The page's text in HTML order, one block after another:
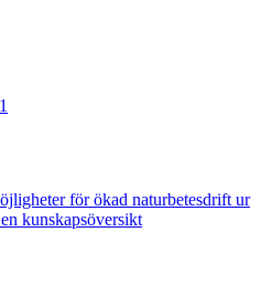
för ökad naturbetesdrift ur
kunskapsöversikt